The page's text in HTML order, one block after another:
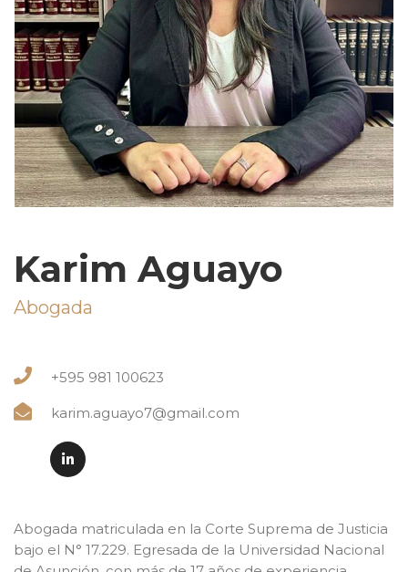
Karim Aguayo
Abogada
+595 981 100623
karim.aguayo7@gmail.com
Abogada matriculada en la Corte Suprema de Justicia
bajo el N° 17.229. Egresada de la Universidad Nacional